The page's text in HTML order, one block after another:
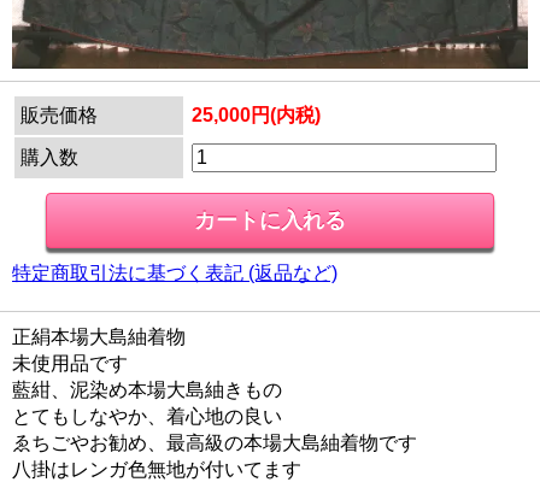
販売価格 25,000円(内税)
購入数
特定商取引法に基づく表記 (返品など)
正絹本場大島紬着物
未使用品です
藍紺、泥染め本場大島紬きもの
とてもしなやか、着心地の良い
ゑちごやお勧め、最高級の本場大島紬着物です
八掛はレンガ色無地が付いてます